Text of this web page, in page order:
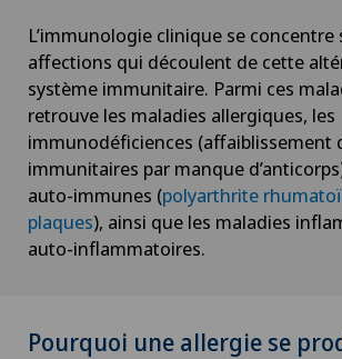
L’immunologie clinique se concentre
affections qui découlent de cette
système immunitaire. Parmi ces
retrouve les maladies allergiques, les
immunodéficiences (affaiblissement
immunitaires par manque
auto-immunes (polyarthrite
plaques), ainsi que les maladies
auto-inflammatoires.
Pourquoi une allergie se